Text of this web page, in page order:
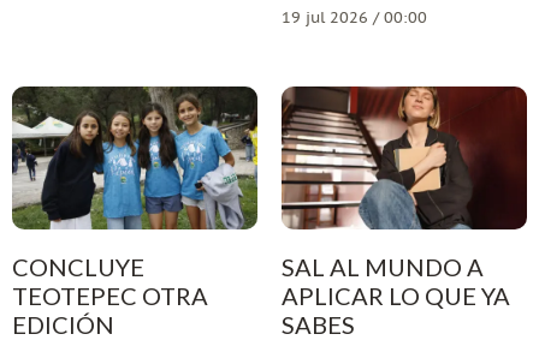
19 jul 2026 / 00:00
CONCLUYE
TEOTEPEC OTRA
EDICIÓN
SAL AL MUNDO A
APLICAR LO QUE YA
SABES